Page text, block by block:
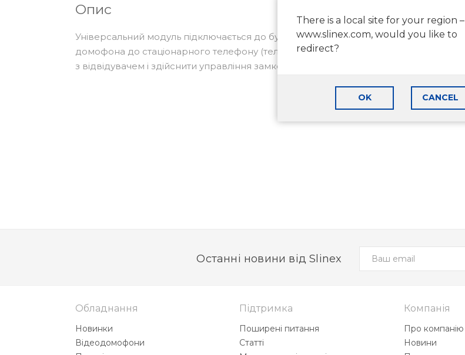
Опис
Універсальний модуль підключається до будь-якого 4х проводового
домофона до стаціонарного телефону (телефонної лінії), дозволяє говорити
з відвідувачем і здійснити управління замком.
There is a local site for your region –
www.slinex.com, would you like to
redirect?
OK CANCEL
Останні новини від Slinex
Обладнання
Новинки
Відеодомофони
Підтримка
Поширені питання
Статті
Компанія
Про компанію
Новини